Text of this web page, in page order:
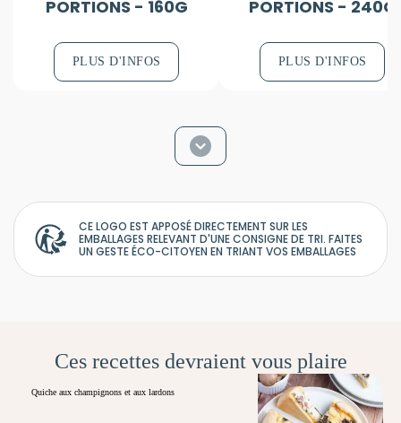
PORTIONS - 160G
PLUS D'INFOS
PORTIONS - 240G
PLUS D'INFOS
CE LOGO EST APPOSÉ DIRECTEMENT SUR LES
EMBALLAGES RELEVANT D'UNE CONSIGNE DE TRI. FAITES
UN GESTE ÉCO-CITOYEN EN TRIANT VOS EMBALLAGES
Ces recettes devraient vous plaire
Quiche aux champignons et aux lardons